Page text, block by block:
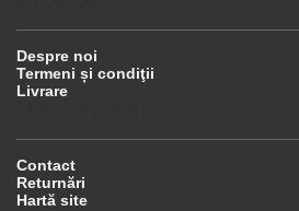
Despre noi
Termeni și condiţii
Livrare
Contact
Returnări
Hartă site